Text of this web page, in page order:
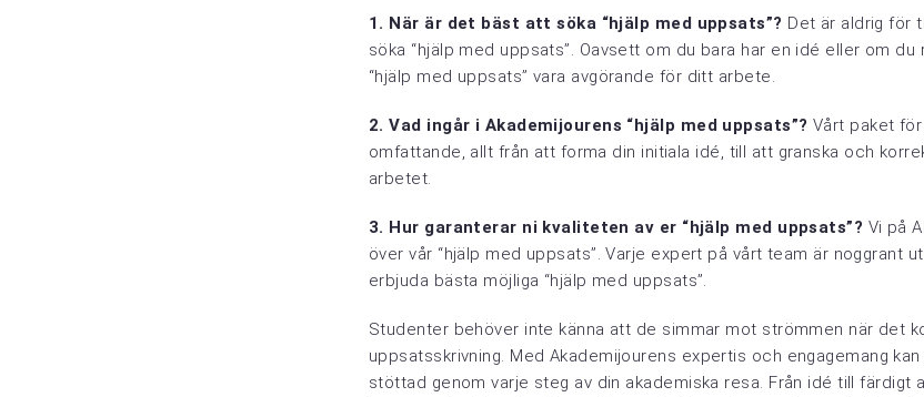
1. När är det bäst att söka “hjälp med uppsats”? Det är aldrig för
söka “hjälp med uppsats”. Oavsett om du bara har en idé eller om du
“hjälp med uppsats” vara avgörande för ditt arbete.
2. Vad ingår i Akademijourens “hjälp med uppsats”? Vårt paket
omfattande, allt från att forma din initiala idé, till att granska och
arbetet.
3. Hur garanterar ni kvaliteten av er “hjälp med uppsats”? Vi på
över vår “hjälp med uppsats”. Varje expert på vårt team är noggrant
erbjuda bästa möjliga “hjälp med uppsats”.
Studenter behöver inte känna att de simmar mot strömmen när det
uppsatsskrivning. Med Akademijourens expertis och engagemang
stöttad genom varje steg av din akademiska resa. Från idé till färdigt